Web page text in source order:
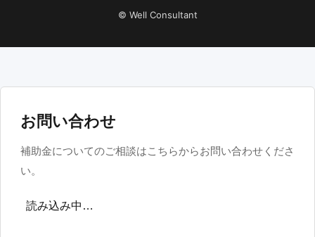
© Well Consultant
お問い合わせ
補助金についてのご相談はこちらからお問い合わせくださ
い。